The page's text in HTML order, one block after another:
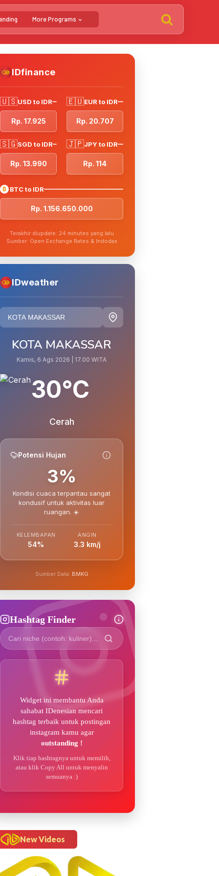
More Programs
IDfinance
🇺🇸USD to IDR
Rp. 17.925
🇪🇺EUR to IDR
Rp. 20.707
🇸🇬SGD to IDR
Rp. 13.990
🇯🇵JPY to IDR
Rp. 114
₿ BTC to IDR
Rp. 1.156.650.000
Terakhir diupdate: 24 minutes yang lalu
Sumber: Open Exchange Rates & Indodax
IDweather
KOTA MAKASSAR
Kamis, 6 Ags 2026 | 17.00 WITA
30°C
Cerah
Potensi Hujan
3%
Kondisi cuaca terpantau sangat
kondusif untuk aktivitas luar
ruangan. ☀️
KELEMBAPAN
54%
ANGIN
3.3 km/j
Sumber Data: BMKG
Hashtag Finder
Widget ini membantu Anda
sahabat IDenesian mencari
hashtag terbaik untuk postingan
instagram kamu agar
outstanding !
Klik tiap hashtagnya untuk memilih,
atau klik Copy All untuk menyalin
semuanya :)
New Videos